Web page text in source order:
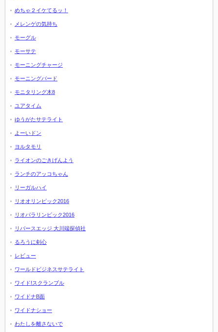
めちゃ２イケてるッ！
メレンゲの気持ち
モーグル
モーサテ
モーニングチャージ
モーニングバード
モニタリング木8
ユアタイム
ゆうがたサテライト
よーいドン
ヨルタモリ
ライオンのごきげんよう
ランチのアッコちゃん
リーガルハイ
リオオリンピック2016
リオパラリンピック2016
リバースエッジ 大川端探偵社
るろうに剣心
レビュー
ワールドビジネスサテライト
ワイド!スクランブル
ワイドナB面
ワイドナショー
わたしを離さないで